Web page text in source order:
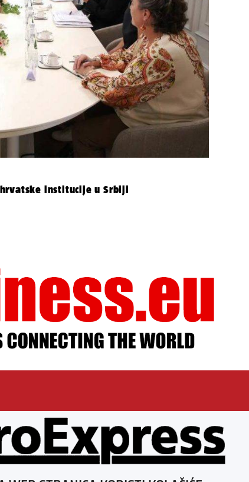
institucije u Srbiji
AGB DATENSCHUTZ MEDIADATEN